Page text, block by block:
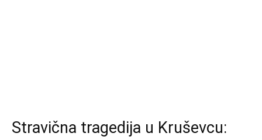
Stravična tragedija u Kruševcu: